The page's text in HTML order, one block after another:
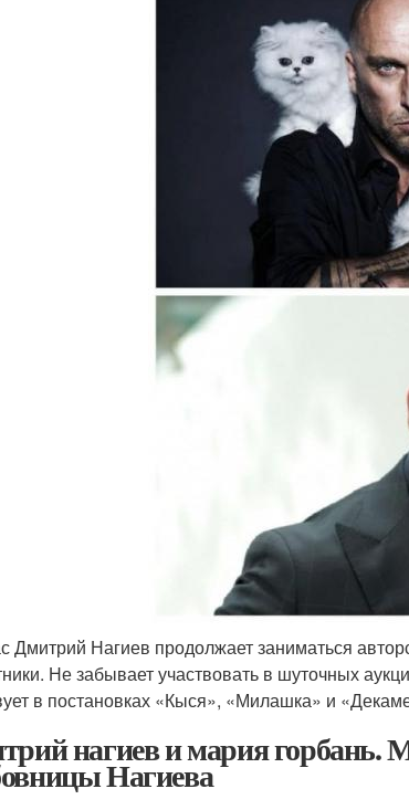
Дмитрий Нагиев продолжает заниматься
Не забывает участвовать в шуточных
в постановках «Кыся», «Милашка» и
нагиев и мария горбань.
Нагиева